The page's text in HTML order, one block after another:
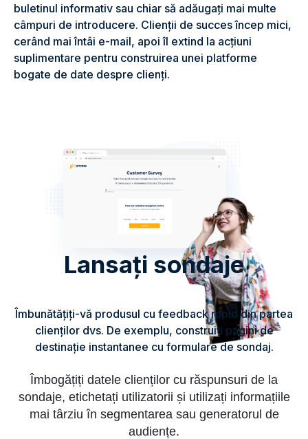
buletinul informativ sau chiar să adăugați mai multe
câmpuri de introducere. Clienții de succes încep mici,
cerând mai întâi e-mail, apoi îl extind la acțiuni
suplimentare pentru construirea unei platforme
bogate de date despre clienți.
Lansați sondaje
Îmbunătățiți-vă produsul cu feedback rapid din partea
clienților dvs. De exemplu, construiți pagini de
destinație instantanee cu formulare de sondaj.
Îmbogățiți datele clienților cu răspunsuri de la
sondaje, etichetați utilizatorii și utilizați informațiile
mai târziu în segmentarea sau generatorul de
audiențe.